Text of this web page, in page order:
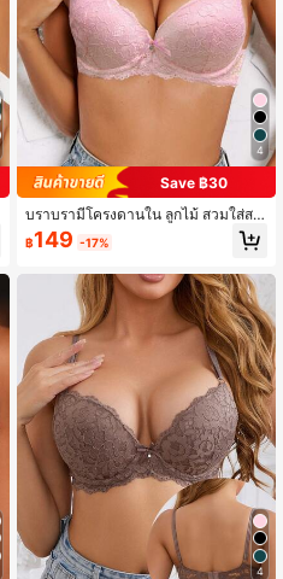
4
Save ฿30
บราบรามีโครงดานใน ลูกไม้ สวมใส่สบ
าย ลดการยวิบอน ช่วยพยุงทรงอก เหมา
ะสำหรับชุดแต่งงาน
฿149 -17%
4